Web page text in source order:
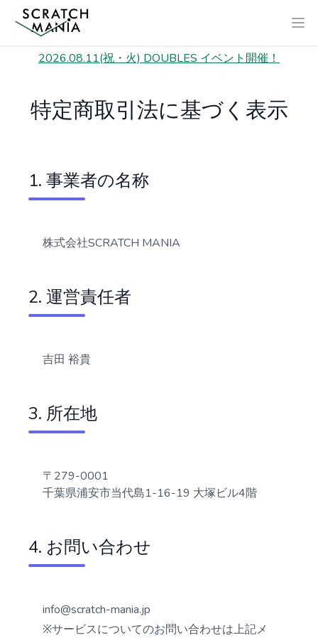
2026.08.11(祝・火) DOUBLES イベント開催！
特定商取引法に基づく表示
1. 事業者の名称
株式会社SCRATCH MANIA
2. 運営責任者
吉田 裕貴
3. 所在地
〒279-0001
千葉県浦安市当代島1-16-19 大塚ビル4階
4. お問い合わせ
info@scratch-mania.jp
※サービスについてのお問い合わせは上記メ